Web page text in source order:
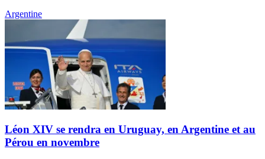
Argentine
Léon XIV se rendra en Uruguay, en Argentine et au
Pérou en novembre